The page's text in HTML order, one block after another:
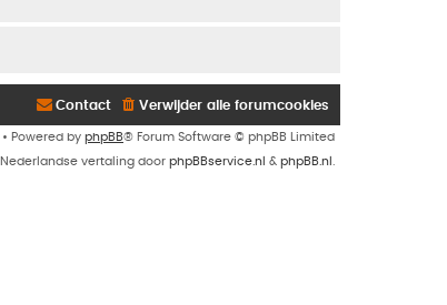
Verwijder alle forumcookies
Contact
• Powered by phpBB® Forum Software © phpBB Limited
Nederlandse vertaling door phpBBservice.nl & phpBB.nl